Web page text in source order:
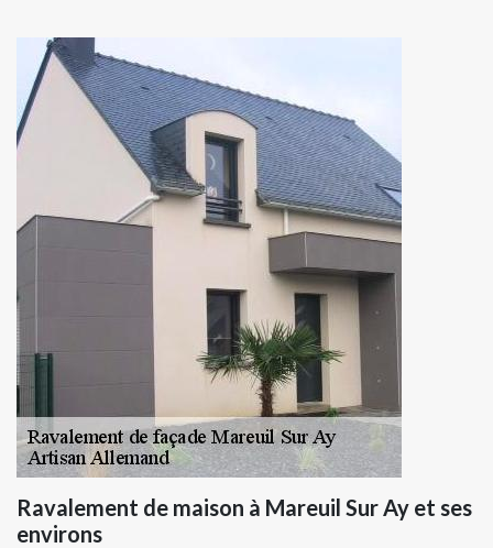
Ravalement de maison à Mareuil Sur Ay et ses
environs